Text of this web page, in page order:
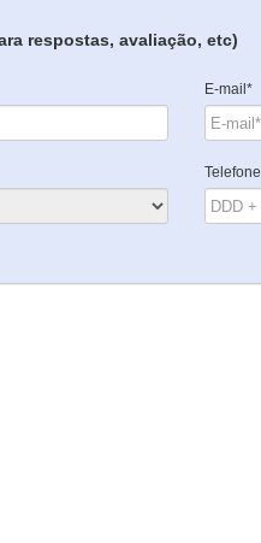
respostas, avaliação, etc)
E-mail*
Telefone